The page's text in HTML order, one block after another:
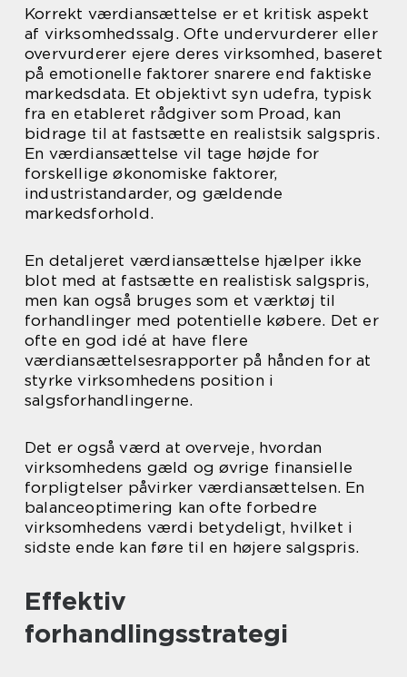
Korrekt værdiansættelse er et kritisk aspekt
af virksomhedssalg. Ofte undervurderer eller
overvurderer ejere deres virksomhed, baseret
på emotionelle faktorer snarere end faktiske
markedsdata. Et objektivt syn udefra, typisk
fra en etableret rådgiver som Proad, kan
bidrage til at fastsætte en realistsik salgspris.
En værdiansættelse vil tage højde for
forskellige økonomiske faktorer,
industristandarder, og gældende
markedsforhold.
En detaljeret værdiansættelse hjælper ikke
blot med at fastsætte en realistisk salgspris,
men kan også bruges som et værktøj til
forhandlinger med potentielle købere. Det er
ofte en god idé at have flere
værdiansættelsesrapporter på hånden for at
styrke virksomhedens position i
salgsforhandlingerne.
Det er også værd at overveje, hvordan
virksomhedens gæld og øvrige finansielle
forpligtelser påvirker værdiansættelsen. En
balanceoptimering kan ofte forbedre
virksomhedens værdi betydeligt, hvilket i
sidste ende kan føre til en højere salgspris.
Effektiv
forhandlingsstrategi